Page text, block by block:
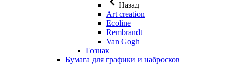
Назад
Art creation
Ecoline
Rembrandt
Van Gogh
Гознак
Бумага для графики и набросков